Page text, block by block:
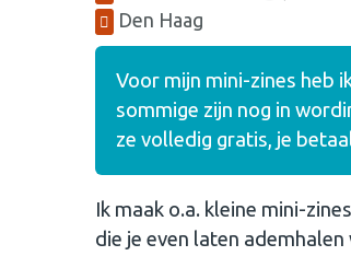
Den Haag
Voor mijn mini-zines heb
sommige zijn nog in
ze volledig gratis, je
Ik maak o.a. kleine mini-
die je even laten